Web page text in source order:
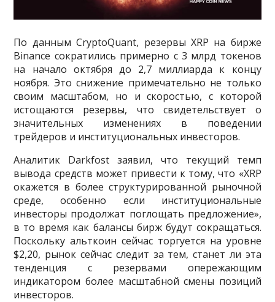
По данным CryptoQuant, резервы XRP на бирже
Binance сократились примерно с 3 млрд токенов
на начало октября до 2,7 миллиарда к концу
ноября. Это снижение примечательно не только
своим масштабом, но и скоростью, с которой
истощаются резервы, что свидетельствует о
значительных изменениях в поведении
трейдеров и институциональных инвесторов.
Аналитик Darkfost заявил, что текущий темп
вывода средств может привести к тому, что «XRP
окажется в более структурированной рыночной
среде, особенно если институциональные
инвесторы продолжат поглощать предложение»,
в то время как балансы бирж будут сокращаться.
Поскольку альткоин сейчас торгуется на уровне
$2,20, рынок сейчас следит за тем, станет ли эта
тенденция с резервами опережающим
индикатором более масштабной смены позиций
инвесторов.